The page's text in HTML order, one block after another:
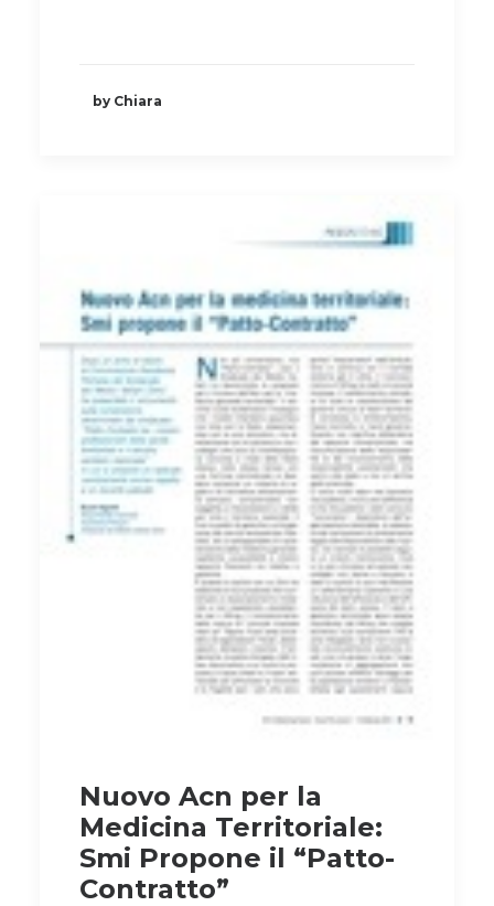
by Chiara
Nuovo Acn per la
Medicina Territoriale:
Smi Propone il “Patto-
Contratto”